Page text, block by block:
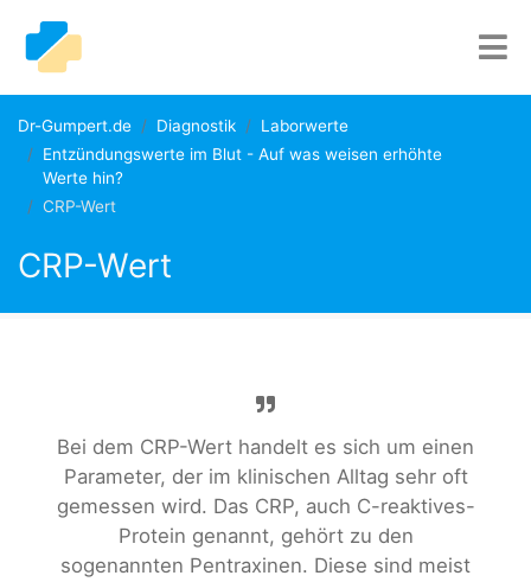
Dr-Gumpert.de Diagnostik
Laborwerte
Entzündungswerte im Blut - Auf was weisen erhöhte
Werte hin?
CRP-Wert
CRP-Wert
Bei dem CRP-Wert handelt es sich um einen
Parameter, der im klinischen Alltag sehr oft
gemessen wird. Das CRP, auch C-reaktives-
Protein genannt, gehört zu den
sogenannten Pentraxinen. Diese sind meist